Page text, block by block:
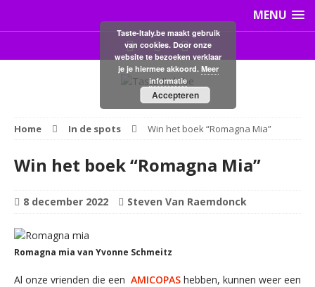
MENU
Home In de spots Win het boek “Romagna Mia”
Win het boek “Romagna Mia”
8 december 2022 Steven Van Raemdonck
Romagna mia van Yvonne Schmeitz
Al onze vrienden die een AMICOPAS hebben, kunnen weer een
Taste-Italy.be maakt gebruik
van cookies. Door onze
website te bezoeken verklaar
je je hiermee akkoord. Meer
informatie
Accepteren